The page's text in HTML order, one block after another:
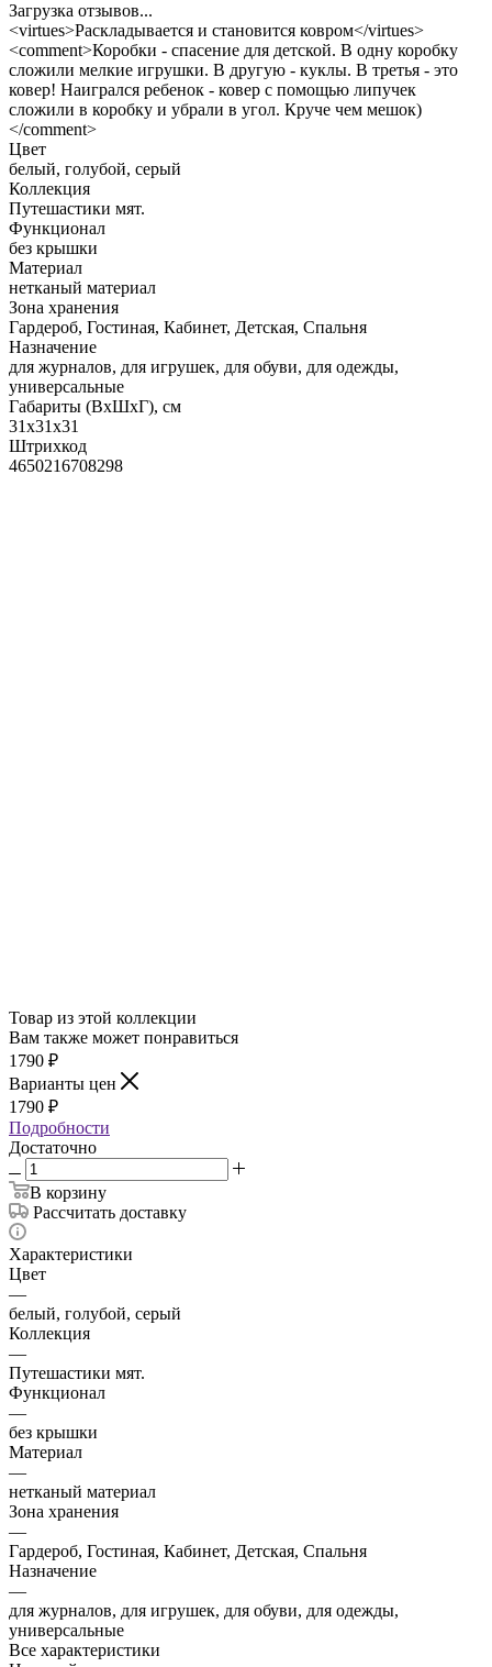
Загрузка отзывов...
<virtues>Раскладывается и становится ковром</virtues>
<comment>Коробки - спасение для детской. В одну коробку
сложили мелкие игрушки. В другую - куклы. В третья - это
ковер! Наигрался ребенок - ковер с помощью липучек
сложили в коробку и убрали в угол. Круче чем мешок)
</comment>
Цвет
белый, голубой, серый
Коллекция
Путешастики мят.
Функционал
без крышки
Материал
нетканый материал
Зона хранения
Гардероб, Гостиная, Кабинет, Детская, Спальня
Назначение
для журналов, для игрушек, для обуви, для одежды,
универсальные
Габариты (ВхШхГ), см
31х31х31
Штрихкод
4650216708298
Товар из этой коллекции
Вам также может понравиться
1790 ₽
Варианты цен
1790 ₽
Подробности
Достаточно
В корзину
Рассчитать доставку
Характеристики
Цвет
—
белый, голубой, серый
Коллекция
—
Путешастики мят.
Функционал
—
без крышки
Материал
—
нетканый материал
Зона хранения
—
Гардероб, Гостиная, Кабинет, Детская, Спальня
Назначение
—
для журналов, для игрушек, для обуви, для одежды,
универсальные
Все характеристики